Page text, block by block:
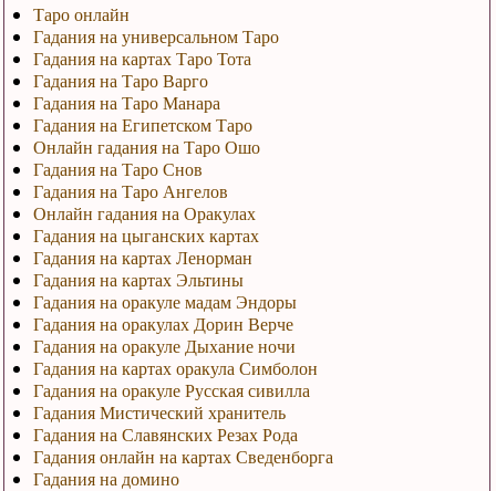
Таро онлайн
Гадания на универсальном Таро
Гадания на картах Таро Тота
Гадания на Таро Варго
Гадания на Таро Манара
Гадания на Египетском Таро
Онлайн гадания на Таро Ошо
Гадания на Таро Снов
Гадания на Таро Ангелов
Онлайн гадания на Оракулах
Гадания на цыганских картах
Гадания на картах Ленорман
Гадания на картах Эльтины
Гадания на оракуле мадам Эндоры
Гадания на оракулах Дорин Верче
Гадания на оракуле Дыхание ночи
Гадания на картах оракула Симболон
Гадания на оракуле Русская сивилла
Гадания Мистический хранитель
Гадания на Славянских Резах Рода
Гадания онлайн на картах Сведенборга
Гадания на домино